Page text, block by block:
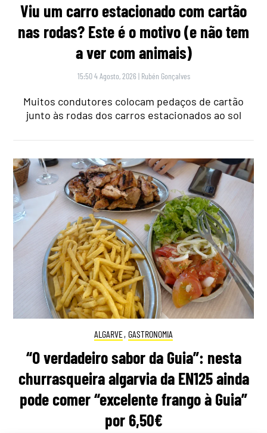
Viu um carro estacionado com cartão
nas rodas? Este é o motivo (e não tem
a ver com animais)
15:50 4 Agosto, 2026 | Rubén Gonçalves
Muitos condutores colocam pedaços de cartão
junto às rodas dos carros estacionados ao sol
ALGARVE, GASTRONOMIA
“O verdadeiro sabor da Guia”: nesta
churrasqueira algarvia da EN125 ainda
pode comer “excelente frango à Guia”
por 6,50€